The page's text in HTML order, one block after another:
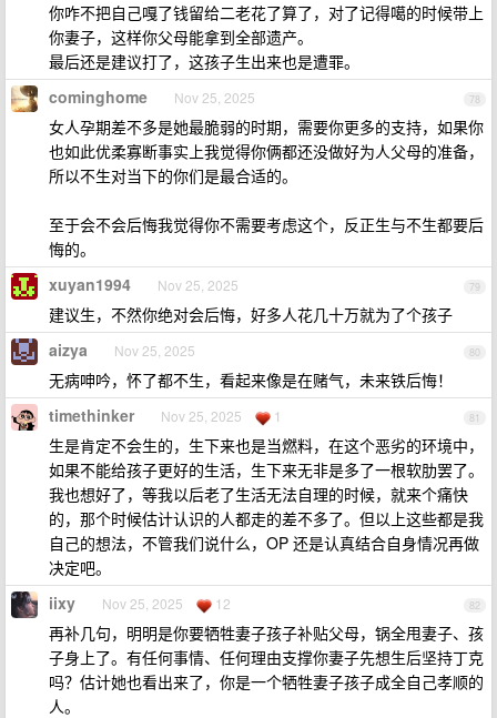
你咋不把自己嘎了钱留给二老花了算了，对了记得噶的时候带上
你妻子，这样你父母能拿到全部遗产。
最后还是建议打了，这孩子生出来也是遭罪。
78
cominghome Nov 25, 2025
女人孕期差不多是她最脆弱的时期，需要你更多的支持，如果你
也如此优柔寡断事实上我觉得你俩都还没做好为人父母的准备，
所以不生对当下的你们是最合适的。
至于会不会后悔我觉得你不需要考虑这个，反正生与不生都要后
悔的。
79
xuyan1994 Nov 25, 2025
建议生，不然你绝对会后悔，好多人花几十万就为了个孩子
80
aizya Nov 25, 2025
无病呻吟，怀了都不生，看起来像是在赌气，未来铁后悔！
81
timethinker Nov 25, 2025 1
生是肯定不会生的，生下来也是当燃料，在这个恶劣的环境中，
如果不能给孩子更好的生活，生下来无非是多了一根软肋罢了。
我也想好了，等我以后老了生活无法自理的时候，就来个痛快
的，那个时候估计认识的人都走的差不多了。但以上这些都是我
自己的想法，不管我们说什么，OP 还是认真结合自身情况再做
决定吧。
82
iixy Nov 25, 2025 12
再补几句，明明是你要牺牲妻子孩子补贴父母，锅全甩妻子、孩
子身上了。有任何事情、任何理由支撑你妻子先想生后坚持丁克
吗？估计她也看出来了，你是一个牺牲妻子孩子成全自己孝顺的
人。